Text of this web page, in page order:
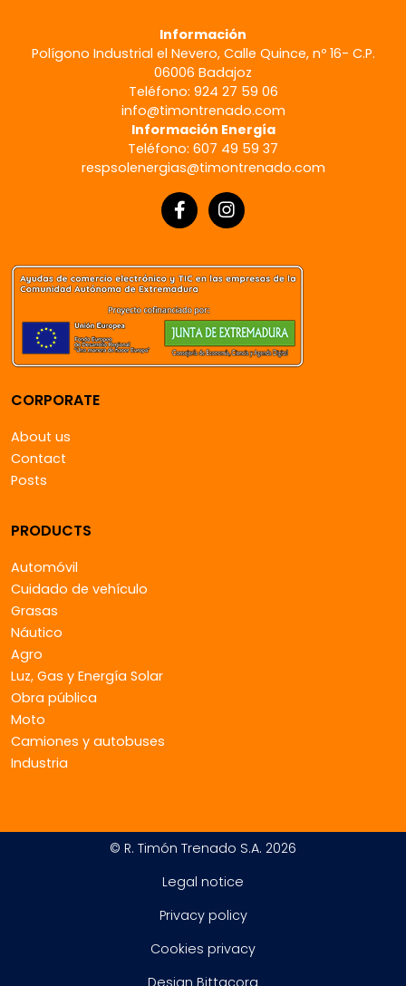
Información
Polígono Industrial el Nevero, Calle Quince, nº 16- C.P.
06006 Badajoz
Teléfono: 924 27 59 06
info@timontrenado.com
Información Energía
Teléfono: 607 49 59 37
respsolenergias@timontrenado.com
CORPORATE
About us
Contact
Posts
PRODUCTS
Automóvil
Cuidado de vehículo
Grasas
Náutico
Agro
Luz, Gas y Energía Solar
Obra pública
Moto
Camiones y autobuses
Industria
© R. Timón Trenado S.A. 2026
Legal notice
Privacy policy
Cookies privacy
Design Bittacora